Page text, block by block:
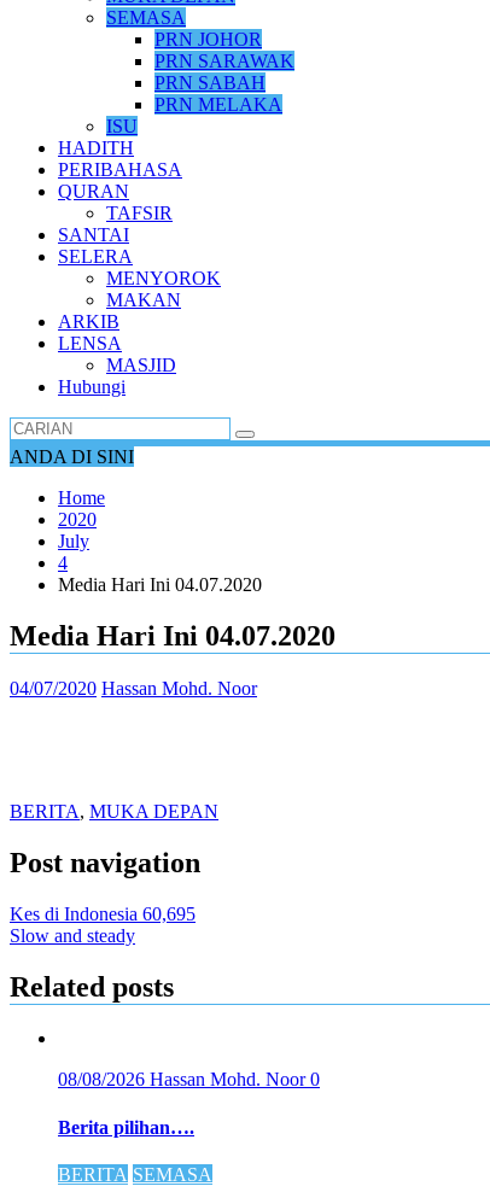
SEMASA
PRN JOHOR
PRN SARAWAK
PRN SABAH
PRN MELAKA
ISU
HADITH
PERIBAHASA
QURAN
TAFSIR
SANTAI
SELERA
MENYOROK
MAKAN
ARKIB
LENSA
MASJID
Hubungi
ANDA DI SINI
Home
2020
July
4
Media Hari Ini 04.07.2020
Media Hari Ini 04.07.2020
04/07/2020 Hassan Mohd. Noor
BERITA, MUKA DEPAN
Post navigation
Kes di Indonesia 60,695
Slow and steady
Related posts
08/08/2026 Hassan Mohd. Noor0
Berita pilihan….
BERITA SEMASA